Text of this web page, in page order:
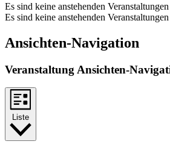
Es sind keine anstehenden
Es sind keine anstehenden
Ansichten-Navigation
Veranstaltung Ansichten-
Liste